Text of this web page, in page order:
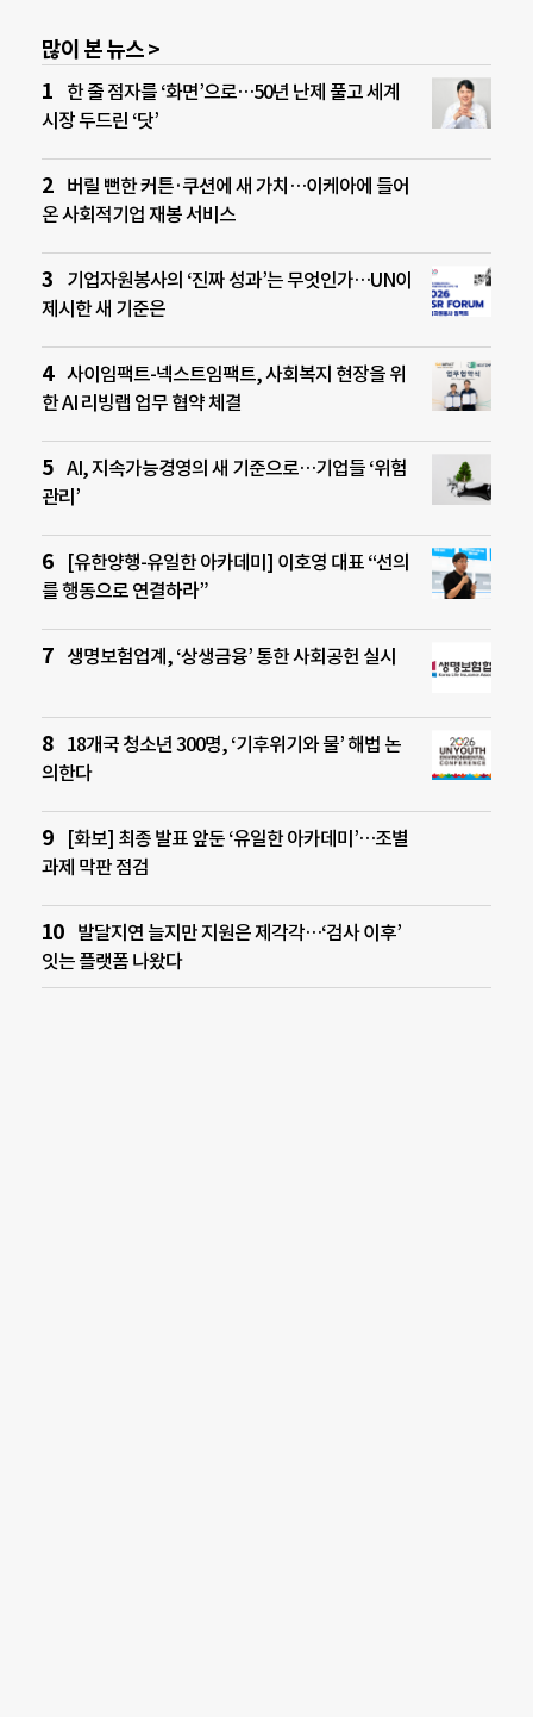
많이 본 뉴스 >
한 줄 점자를 ‘화면’으로…50년 난제 풀고 세계
시장 두드린 ‘닷’
버릴 뻔한 커튼·쿠션에 새 가치…이케아에 들어
온 사회적기업 재봉 서비스
기업자원봉사의 ‘진짜 성과’는 무엇인가…UN이
제시한 새 기준은
사이임팩트-넥스트임팩트, 사회복지 현장을 위
한 AI 리빙랩 업무 협약 체결
AI, 지속가능경영의 새 기준으로…기업들 ‘위험
관리’
[유한양행-유일한 아카데미] 이호영 대표 “선의
를 행동으로 연결하라”
생명보험업계, ‘상생금융’ 통한 사회공헌 실시
18개국 청소년 300명, ‘기후위기와 물’ 해법 논
의한다
[화보] 최종 발표 앞둔 ‘유일한 아카데미’…조별
과제 막판 점검
발달지연 늘지만 지원은 제각각…‘검사 이후’
잇는 플랫폼 나왔다